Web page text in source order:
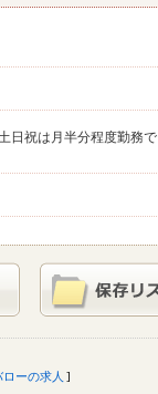
祝は月半分程度勤務
ーの求人